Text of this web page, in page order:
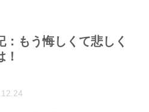
もう悔しくて悲しく